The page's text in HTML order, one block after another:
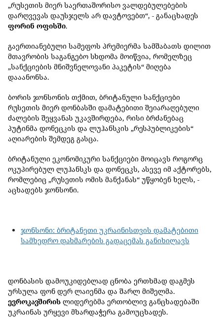
„რუსეთის მიერ საერთაშორისო ვალდებულებების
დარღვევას დაუსჯელს არ დავტოვებთ“, - განაცხადეს
ფორინ ოფისში.
გაერთიანებული სამეფოს პრემიერმა სამშაბათს დილით
მთავრობის საგანგებო სხდომა მოიწვია, რომელზეც
„სანქციების მნიშვნელოვანი პაკეტის“ მიღება
დააანონსა.
ბორის ჯონსონის თქმით, ბრიტანული სანქციები
რუსეთის მიერ დონბასში დამატებითი შეიარაღებული
ძალების შეყვანას უკავშირდება, რისი ბრძანებაც
პუტინმა დონეცკის და ლუჰანსკის „რესპუბლიკების“
აღიარების შემდეგ გასცა.
ბრიტანული ეკონომიკური სანქციები მოიცავს როგორც
ოკუპირებულ ლუჰანსკს და დონეცკს, ასევე იმ აქტორებს,
რომლებიც „რუსეთის ომის მანქანას“ უწყობენ ხელს, -
აცხადებს ჯონსონი.
ჯონსონი: ბრიტანეთი უკრაინისთვის დამატებითი
სამხედრო დახმარების გადაცემას განიხილავს
დონბასის დამოუკიდებლად ცნობა ერთხმად დაგმეს
ურსულა ფონ დერ ლაიენმა და შარლ მიშელმა.
ევროკავშირის ლიდერებმა ერთობლივ განცხადებაში
უკრაინას ურყევი მხარდაჭერა გამოუცხადეს.